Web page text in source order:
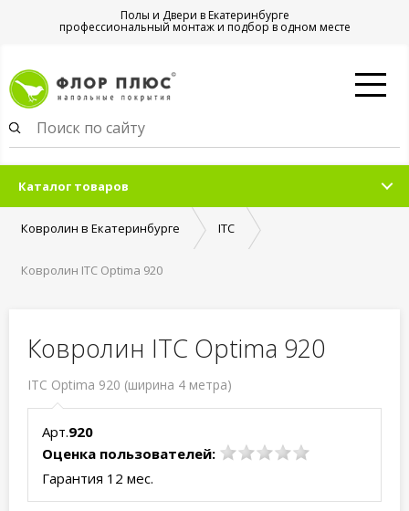
Полы и Двери в Екатеринбурге
профессиональный монтаж и подбор в одном месте
Каталог товаров
Ковролин в Екатеринбурге ITC
Ковролин ITC Optima 920
Ковролин ITC Optima 920
ITC Optima 920 (ширина 4 метра)
Арт.920
Оценка пользователей:
Гарантия 12 мес.